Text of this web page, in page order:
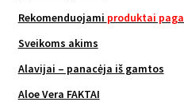
Rekomenduojami produktai
Sveikoms akims
Alavijai – panacėja iš gamtos
Aloe Vera FAKTAI